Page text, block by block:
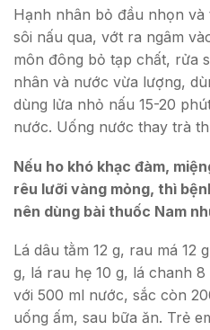
Hạnh nhân bỏ đầu nhọn
sôi nấu qua, vớt ra ngâm
môn đông bỏ tạp chất, rửa
nhân và nước vừa lượng,
dùng lửa nhỏ nấu 15-20
nước. Uống nước thay trà
Nếu ho khó khạc đàm,
rêu lưỡi vàng mỏng, thì
nên dùng bài thuốc Nam
Lá dâu tằm 12 g, rau má 12
g, lá rau hẹ 10 g, lá chanh
với 500 ml nước, sắc còn
uống ấm, sau bữa ăn. Trẻ